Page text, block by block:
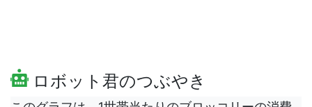
ロボット君のつぶやき